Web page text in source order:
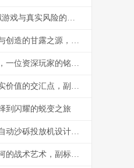
王者彩票一分快3计划网：虚拟游戏与真实风险的边界反思
我的世界怎么做牛奶桶，生存与创造的甘露之源，副标题，从奶牛到桶的田园诗篇
王者荣耀集齐铭文的漫长征途，一位资深玩家的铭文史诗
王者兑换皮肤，虚拟荣耀与现实价值的交汇点，副标题，一场数字情感的华丽冒险
到闪耀的蜕变之旅
我的世界怎么做投沙口，红石自动沙砾投放机设计与实战
王者荣耀关羽设置，铁骑踏山河的战术艺术，副标题，冲锋陷阵的刀锋意志